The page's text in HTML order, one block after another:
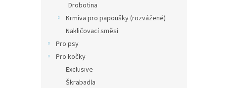
Drobotina
Krmiva pro papoušky (rozvážené)
Nakličovací směsi
Pro psy
Pro kočky
Exclusive
Škrabadla